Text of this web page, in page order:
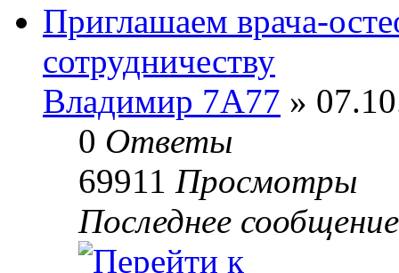
Приглашаем врача-
сотрудничеству
Владимир 7А77 »
0 Ответы
69911 Просмотры
Последнее